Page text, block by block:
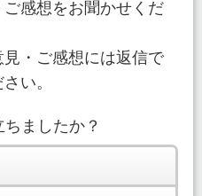
感想をお聞かせくだ
・ご感想には返信で
い。
ましたか？